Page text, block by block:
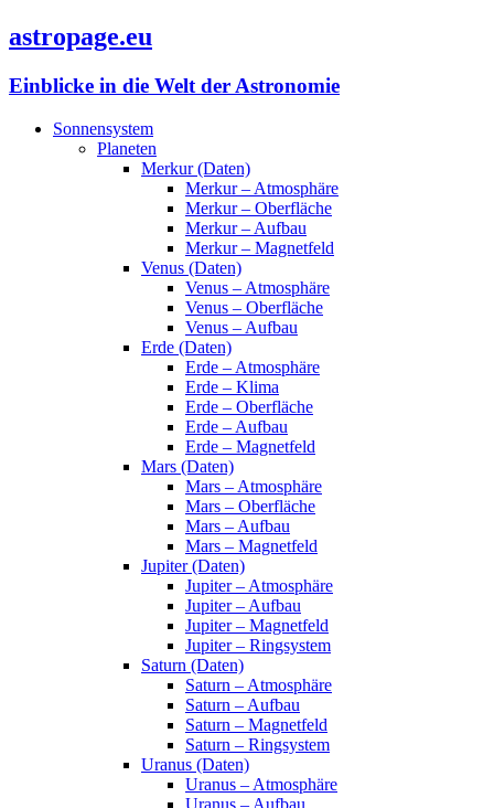
astropage.eu
Einblicke in die Welt der Astronomie
Sonnensystem
Planeten
Merkur (Daten)
Merkur – Atmosphäre
Merkur – Oberfläche
Merkur – Aufbau
Merkur – Magnetfeld
Venus (Daten)
Venus – Atmosphäre
Venus – Oberfläche
Venus – Aufbau
Erde (Daten)
Erde – Atmosphäre
Erde – Klima
Erde – Oberfläche
Erde – Aufbau
Erde – Magnetfeld
Mars (Daten)
Mars – Atmosphäre
Mars – Oberfläche
Mars – Aufbau
Mars – Magnetfeld
Jupiter (Daten)
Jupiter – Atmosphäre
Jupiter – Aufbau
Jupiter – Magnetfeld
Jupiter – Ringsystem
Saturn (Daten)
Saturn – Atmosphäre
Saturn – Aufbau
Saturn – Magnetfeld
Saturn – Ringsystem
Uranus (Daten)
Uranus – Atmosphäre
Uranus – Aufbau